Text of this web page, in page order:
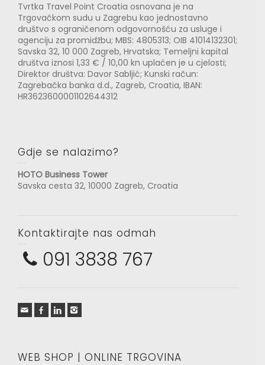
Tvrtka Travel Point Croatia osnovana je na
Trgovačkom sudu u Zagrebu kao jednostavno
društvo s ograničenom odgovornošću za usluge i
agenciju za promidžbu; MBS: 4805313; OIB 41014132301;
Savska 32, 10 000 Zagreb, Hrvatska; Temeljni kapital
društva iznosi 1,33 € / 10,00 kn uplaćen je u cjelosti;
Direktor društva: Davor Sabljić; Kunski račun:
Zagrebačka banka d.d., Zagreb, Croatia, IBAN:
HR3623600001102644312
Gdje se nalazimo?
HOTO Business Tower
Savska cesta 32, 10000 Zagreb, Croatia
Kontaktirajte nas odmah
091 3838 767
WEB SHOP | ONLINE TRGOVINA